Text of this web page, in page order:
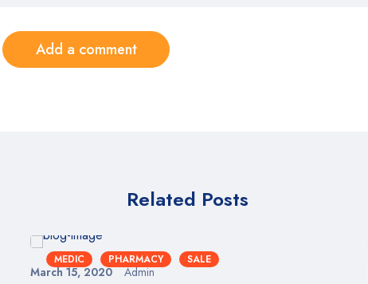
Add a comment
Related Posts
MEDIC PHARMACY SALE
March 15, 2020 Admin